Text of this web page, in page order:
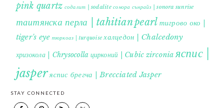
pink quartz содалит | sodalite сонора сънрайз | sonora sunrise
таитянска перла | tahitian pearl тигрово око |
tiger's eye тюркоаз | turquoise халцедон | Chalcedony
хризокола | Chrysocolla цирконий | Cubic zirconia яспис |
jasperяспис брегча | Brecciated Jasper
STAY CONNECTED